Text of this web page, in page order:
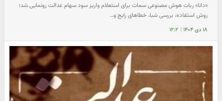
«دانا» ربات هوش مصنوعی سمات برای استعلام واریز سود سهام عدالت رونمایی شد؛
روش استفاده، بررسی شبا، خطاهای رایج و…
۱۸ دی ۱۴۰۴ | ۱۲:۲